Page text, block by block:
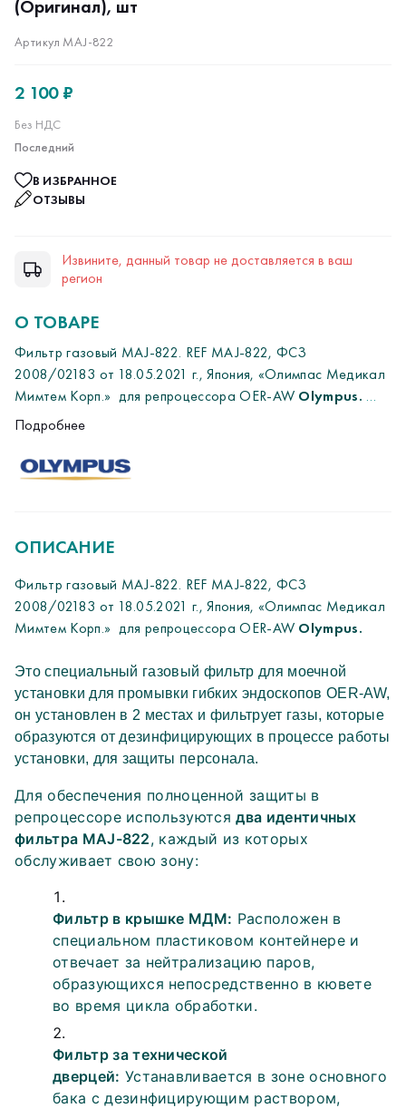
(Оригинал), шт
Артикул MAJ-822
2 100 ₽
Без НДС
Последний
В ИЗБРАННОЕ
ОТЗЫВЫ
Извините, данный товар не доставляется в ваш
регион
О ТОВАРЕ
Фильтр газовый MAJ-822. REF MAJ-822, ФСЗ
2008/02183 от 18.05.2021 г., Япония, «Олимпас Медикал
Мимтем Корп.» для репроцессора OER-AW Olympus.
установки для промывки гибких эндоскопов OER-AW,
он установлен в 2 местах и фильтрует газы, которые
Для обеспечения полноценной защиты в
репроцессоре используются
фильтра MAJ-822
специальном пластиковом контейнере и
образующихся непосредственно в кювете во
время цикла обработки.
Фильтр за технической
Устанавливается в зоне основного
бака с дезинфицирующим раствором, очищая
воздушную среду от испарений.
материала с адсорбирующими добавками
эффективно удерживает летучие
соединения.Регулярная замена обоих фильтров
раз в месяцявляется обязательным требованием
для поддержания безопасных условий труда
соответствия санитарно-эпидемиологическим
нормативам.
Подробнее
ОПИСАНИЕ
Фильтр газовый MAJ-822. REF MAJ-822, ФСЗ
2008/02183 от 18.05.2021 г., Япония, «Олимпас Медикал
Мимтем Корп.» для репроцессора OER-AW Olympus.
Это специальный газовый фильтр для моечной
установки для промывки гибких эндоскопов OER-AW,
он установлен в 2 местах и фильтрует газы, которые
образуются от дезинфицирующих в процессе работы
установки, для защиты персонала.
Для обеспечения полноценной защиты в
репроцессоре используютсядва идентичных
фильтра MAJ-822, каждый из которых
обслуживает свою зону:
Фильтр в крышке МДМ: Расположен в
специальном пластиковом контейнере и
отвечает за нейтрализацию паров,
образующихся непосредственно в кювете
во время цикла обработки.
Фильтр за технической
дверцей: Устанавливается в зоне основного
бака с дезинфицирующим раствором,